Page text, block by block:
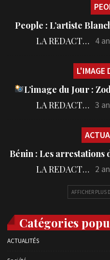
People : L’artiste
LA REDACTION 4
L'IMAGE
L’image du Jour :
LA REDACTION 3
Bénin : Les arrestations
LA REDACTION 2
AFFICHER PLUS
Catégories
ACTUALITÉS